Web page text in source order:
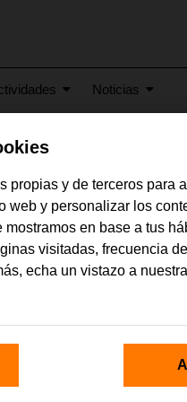
Noticias
propias y de terceros para
web y personalizar los
mostramos en base a tus
visitadas, frecuencia
echa un vistazo a